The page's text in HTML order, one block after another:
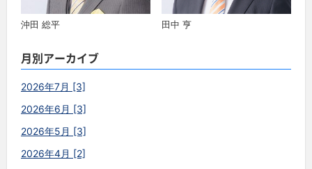
沖田 総平 田中 亨
月別アーカイブ
2026年7月 [3]
2026年6月 [3]
2026年5月 [3]
2026年4月 [2]